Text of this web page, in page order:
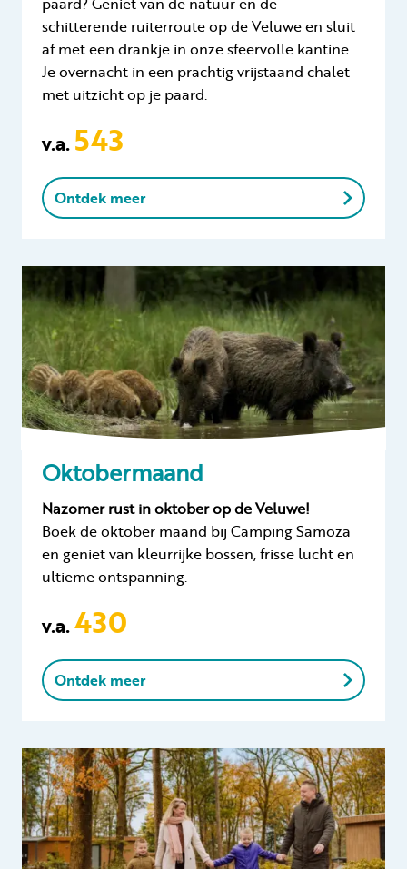
schitterende ruiterroute op de Veluwe en sluit
af met een drankje in onze sfeervolle kantine.
Je overnacht in een prachtig vrijstaand chalet
met uitzicht op je paard.
v.a.543
Ontdek meer
Oktobermaand
Nazomer rust in oktober op de Veluwe!
Boek de oktober maand bij Camping Samoza
en geniet van kleurrijke bossen, frisse lucht en
ultieme ontspanning.
v.a.430
Ontdek meer